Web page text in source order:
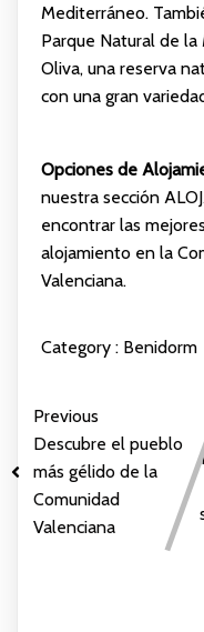
Mediterráneo.
Parque Natural de
Oliva, una reserva
con una gran
Opciones de
nuestra sección
encontrar las
alojamiento en la
Valenciana.
Category : Benidorm
Previous
Descubre el pueblo
más gélido de la
Comunidad
Valenciana